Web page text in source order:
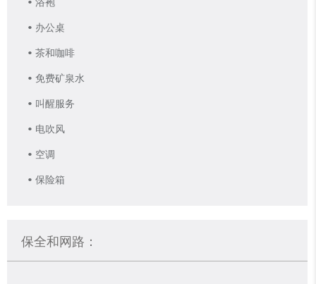
办公桌
茶和咖啡
免费矿泉水
叫醒服务
电吹风
空调
保险箱
保全和网路：